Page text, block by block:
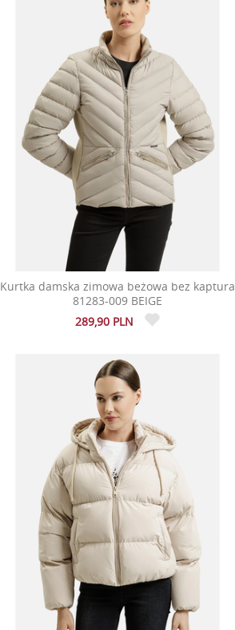
Kurtka damska zimowa beżowa bez kaptura
81283-009 BEIGE
289,90 PLN